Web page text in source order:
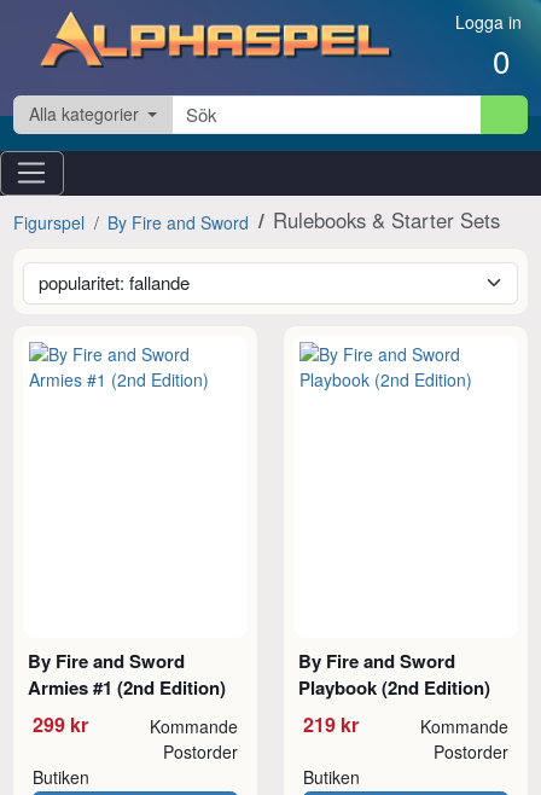
Hoppa till innehåll Logga in
0
Alla kategorier
Figurspel By Fire and Sword Rulebooks & Starter Sets
By Fire and Sword
Armies #1 (2nd Edition)
299 kr Kommande
Butiken
Postorder
By Fire and Sword
Playbook (2nd Edition)
219 kr Kommande
Butiken
Postorder